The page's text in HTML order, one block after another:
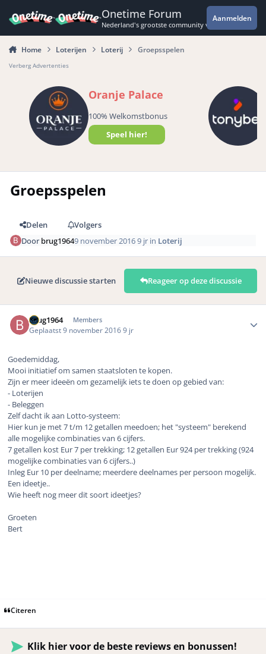
Onetime Forum
Nederland's grootste community voor de
Aanmelden
Home Loterijen Loterij Groepsspelen
Verberg Advertenties
Oranje Palace
100% Welkomstbonus
Speel hier!
Groepsspelen
Delen
Volgers
Doorbrug19649 november 20169 jr in Loterij
Nieuwe discussie starten Reageer op deze discussie
brug1964 Members
Geplaatst9 november 20169 jr
Goedemiddag,
Mooi initiatief om samen staatsloten te kopen.
Zijn er meer ideeën om gezamelijk iets te doen op gebied van:
- Loterijen
- Beleggen
Zelf dacht ik aan Lotto-systeem:
Hier kun je met 7 t/m 12 getallen meedoen; het "systeem" berekend
alle mogelijke combinaties van 6 cijfers.
7 getallen kost Eur 7 per trekking; 12 getallen Eur 924 per trekking (924
mogelijke combinaties van 6 cijfers..)
Inleg Eur 10 per deelname; meerdere deelnames per persoon mogelijk.
Een ideetje..
Wie heeft nog meer dit soort ideetjes?
Groeten
Bert
Citeren
Klik hier voor de beste reviews en bonussen!